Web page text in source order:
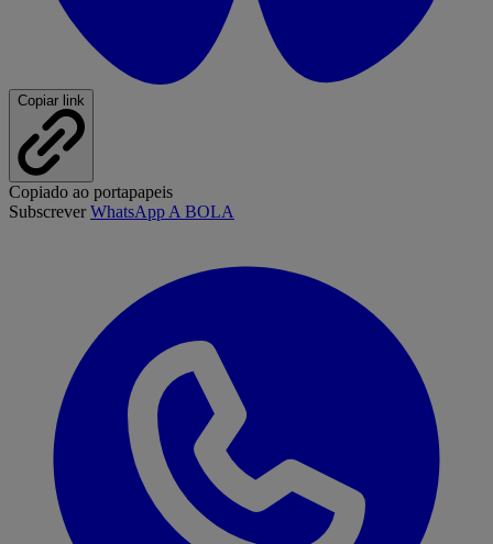
Copiar link
Copiado ao portapapeis
SubscreverWhatsApp A BOLA